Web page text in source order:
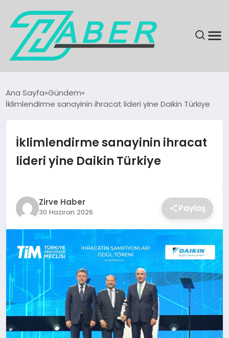
EKONOMI
MAGAZIN
KÜLTÜR & SANAT
SAĞLIK
TEKNOLOJI
Ana Sayfa Gündem
İklimlendirme sanayinin ihracat lideri yine Daikin Türkiye
İklimlendirme sanayinin ihracat
lideri yine Daikin Türkiye
Zirve Haber
30 Haziran 2026 Paylaş